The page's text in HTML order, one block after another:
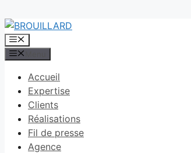
Aller
au
contenu
Menu
Accueil
Expertise
Clients
Réalisations
Fil de presse
Agence